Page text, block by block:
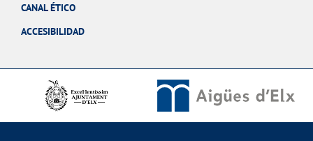
CANAL ÉTICO
ACCESIBILIDAD